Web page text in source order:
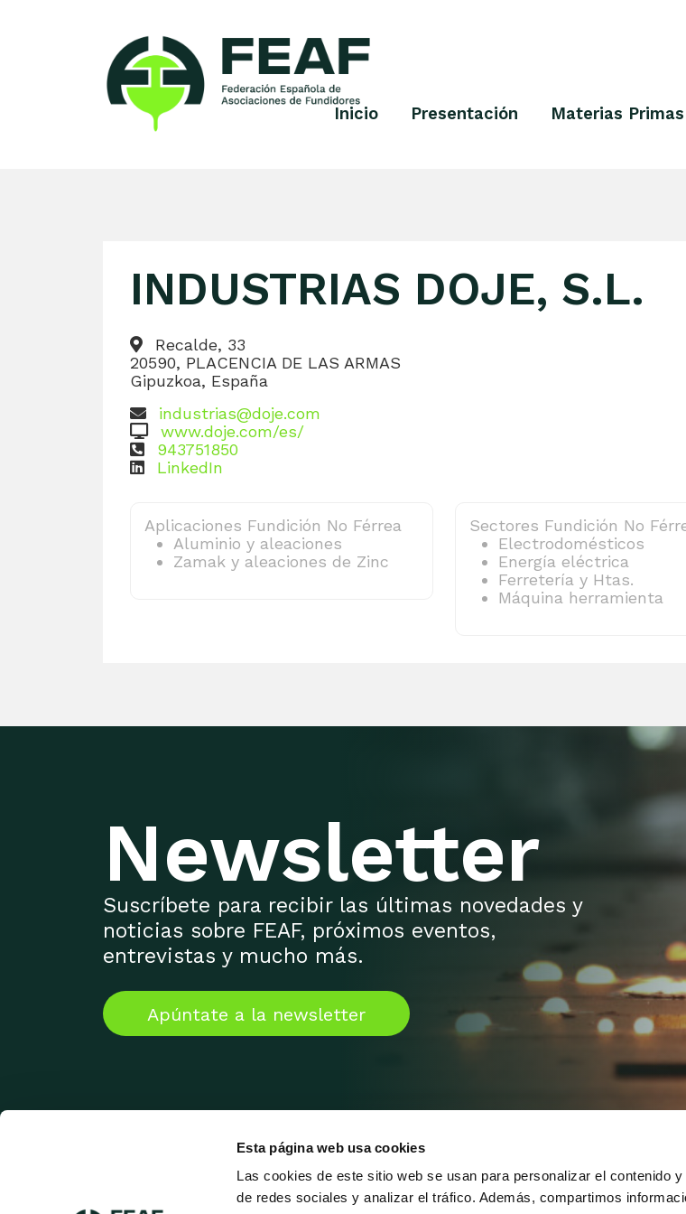
Esta página web usa cookies
Las cookies de este sitio web se usan para personalizar el contenido
de redes sociales y analizar el tráfico. Además, compartimos
Inicio Presentación Materias
INDUSTRIAS DOJE, S.L.
Recalde, 33
20590, PLACENCIA DE LAS ARMAS
Gipuzkoa, España
industrias@doje.com
www.doje.com/es/
943751850
LinkedIn
Aplicaciones Fundición No Férrea
Aluminio y aleaciones
Zamak y aleaciones de Zinc
Sectores Fundición No
Electrodomésticos
Energía eléctrica
Ferretería y Htas.
Máquina herramienta
Newsletter
Suscríbete para recibir las últimas novedades y
noticias sobre FEAF, próximos eventos,
entrevistas y mucho más.
Apúntate a la newsletter